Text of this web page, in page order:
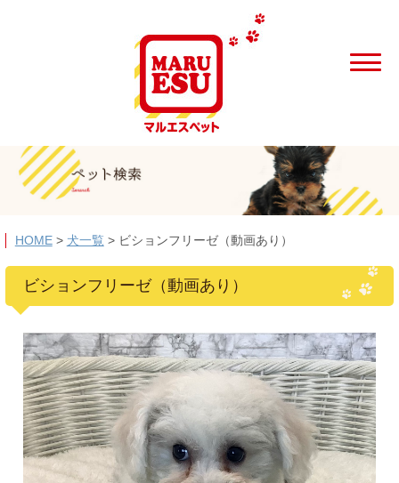
HOME> 犬一覧 > ビションフリーゼ（動画あり）
ビションフリーゼ（動画あり）